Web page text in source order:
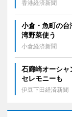
香港経済新聞
小倉・魚町の
湾野菜使う
小倉経済新聞
石廊崎オーシ
セレモニーも
伊豆下田経済新聞